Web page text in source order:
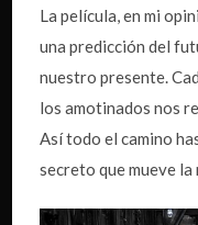
La película, en mi
una predicción del
nuestro presente.
los amotinados nos
Así todo el camino
secreto que mueve la